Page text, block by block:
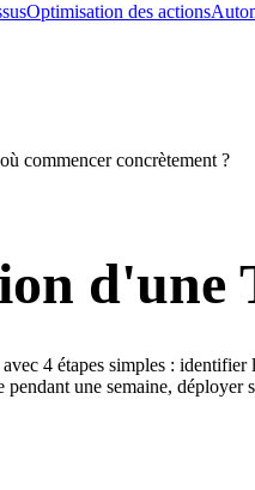
Optimisation des actions
commencer concrètement ?
d'une
4 étapes simples :
une semaine,